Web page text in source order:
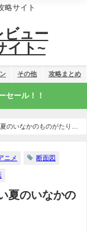
略サイト
ビュー
イト~
その他 攻略まとめ
セール！！
のいなかのものがたり
ニメ 断面図
夏のいなかの